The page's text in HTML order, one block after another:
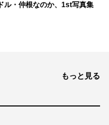
ル・仲根なのか、1st写真集
もっと見る